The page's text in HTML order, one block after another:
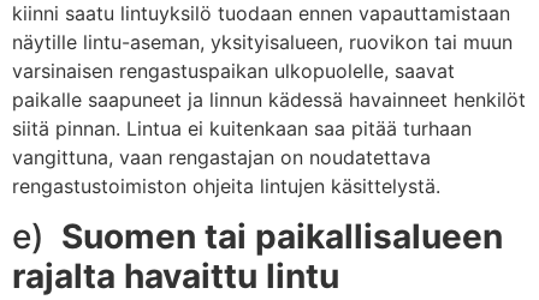
kiinni saatu lintuyksilö tuodaan ennen vapauttamistaan
näytille lintu-aseman, yksityisalueen, ruovikon tai muun
varsinaisen rengastuspaikan ulkopuolelle, saavat
paikalle saapuneet ja linnun kädessä havainneet henkilöt
siitä pinnan. Lintua ei kuitenkaan saa pitää turhaan
vangittuna, vaan rengastajan on noudatettava
rengastustoimiston ohjeita lintujen käsittelystä.
e) Suomen tai paikallisalueen
rajalta havaittu lintu